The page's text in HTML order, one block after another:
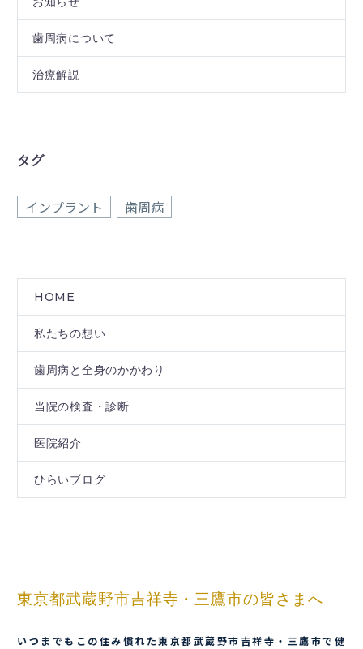
歯周病について
治療解説
タグ
インプラント 歯周病
HOME
私たちの想い
歯周病と全身のかかわり
当院の検査・診断
医院紹介
ひらいブログ
東京都武蔵野市吉祥寺・三鷹市の皆さまへ
いつまでもこの住み慣れた東京都武蔵野市吉祥寺・三鷹市で健